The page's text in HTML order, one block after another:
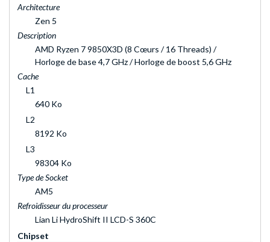
Architecture
Zen 5
Description
AMD Ryzen 7 9850X3D (8 Cœurs / 16 Threads) /
Horloge de base 4,7 GHz / Horloge de boost 5,6 GHz
Cache
L1
640 Ko
L2
8192 Ko
L3
98304 Ko
Type de Socket
AM5
Refroidisseur du processeur
Lian Li HydroShift II LCD-S 360C
Chipset